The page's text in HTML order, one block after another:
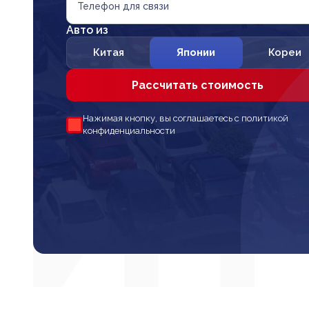
Телефон для связи
Авто из
Китая Японии Кореи
Рассчитать стоимость
Нажимая кнопку, вы соглашаетесь с политикой
конфиденциальности